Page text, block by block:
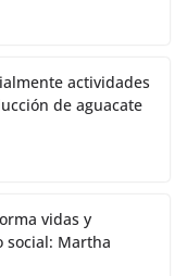
actividades
de aguacate
vidas y
social: Martha